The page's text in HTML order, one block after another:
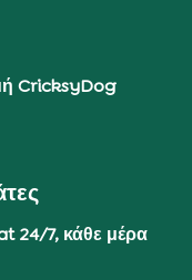
CricksyDog
24/7, κάθε μέρα